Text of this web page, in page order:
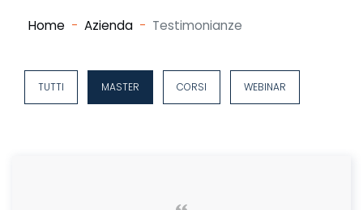
Home Azienda Testimonianze
TUTTI MASTER CORSI WEBINAR